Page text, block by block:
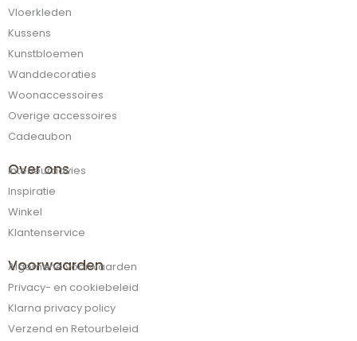
Vloerkleden
Kussens
Kunstbloemen
Wanddecoraties
Woonaccessoires
Overige accessoires
Cadeaubon
Over ons
Interieuradvies
Inspiratie
Winkel
Klantenservice
Voorwaarden
Algemene voorwaarden
Privacy- en cookiebeleid
Klarna privacy policy
Verzend en Retourbeleid